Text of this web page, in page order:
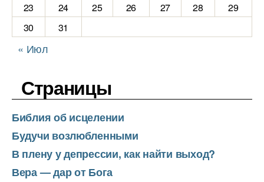
23
24 25 26 27 28
29
30
31
« Июл
Страницы
Библия об исцелении
Будучи возлюбленными
В плену у депрессии, как найти выход?
Вера — дар от Бога